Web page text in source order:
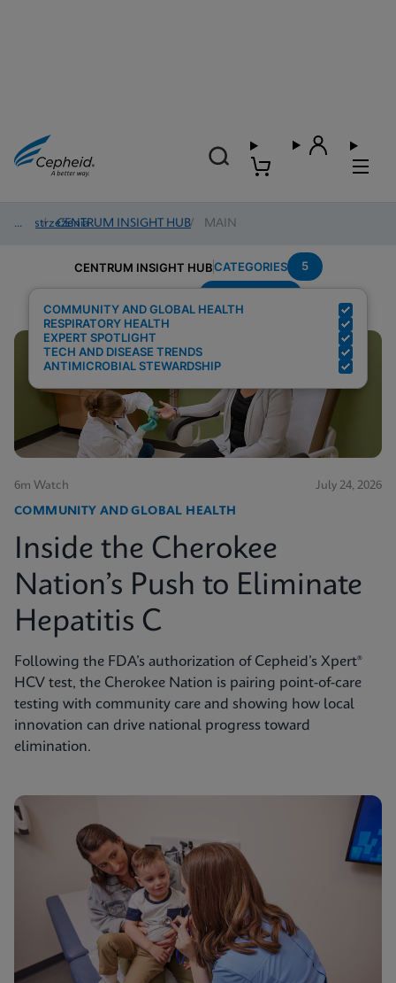
Spostrzeżenia
/ CENTRUM INSIGHT HUB/ MAIN
CENTRUM INSIGHT HUBCATEGORIES 5
COMMUNITY AND GLOBAL HEALTH
RESPIRATORY HEALTH
EXPERT SPOTLIGHT
TECH AND DISEASE TRENDS
ANTIMICROBIAL STEWARDSHIP
6m Watch July 24, 2026
COMMUNITY AND GLOBAL HEALTH
Inside the Cherokee
Nation’s Push to Eliminate
Hepatitis C
Following the FDA’s authorization of Cepheid’s Xpert®
HCV test, the Cherokee Nation is pairing point-of-care
testing with community care and showing how local
innovation can drive national progress toward
elimination.